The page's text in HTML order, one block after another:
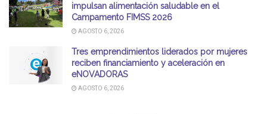
impulsan alimentación saludable en el
Campamento FIMSS 2026
AGOSTO 6, 2026
Tres emprendimientos liderados por mujeres
reciben financiamiento y aceleración en
eNOVADORAS
AGOSTO 6, 2026